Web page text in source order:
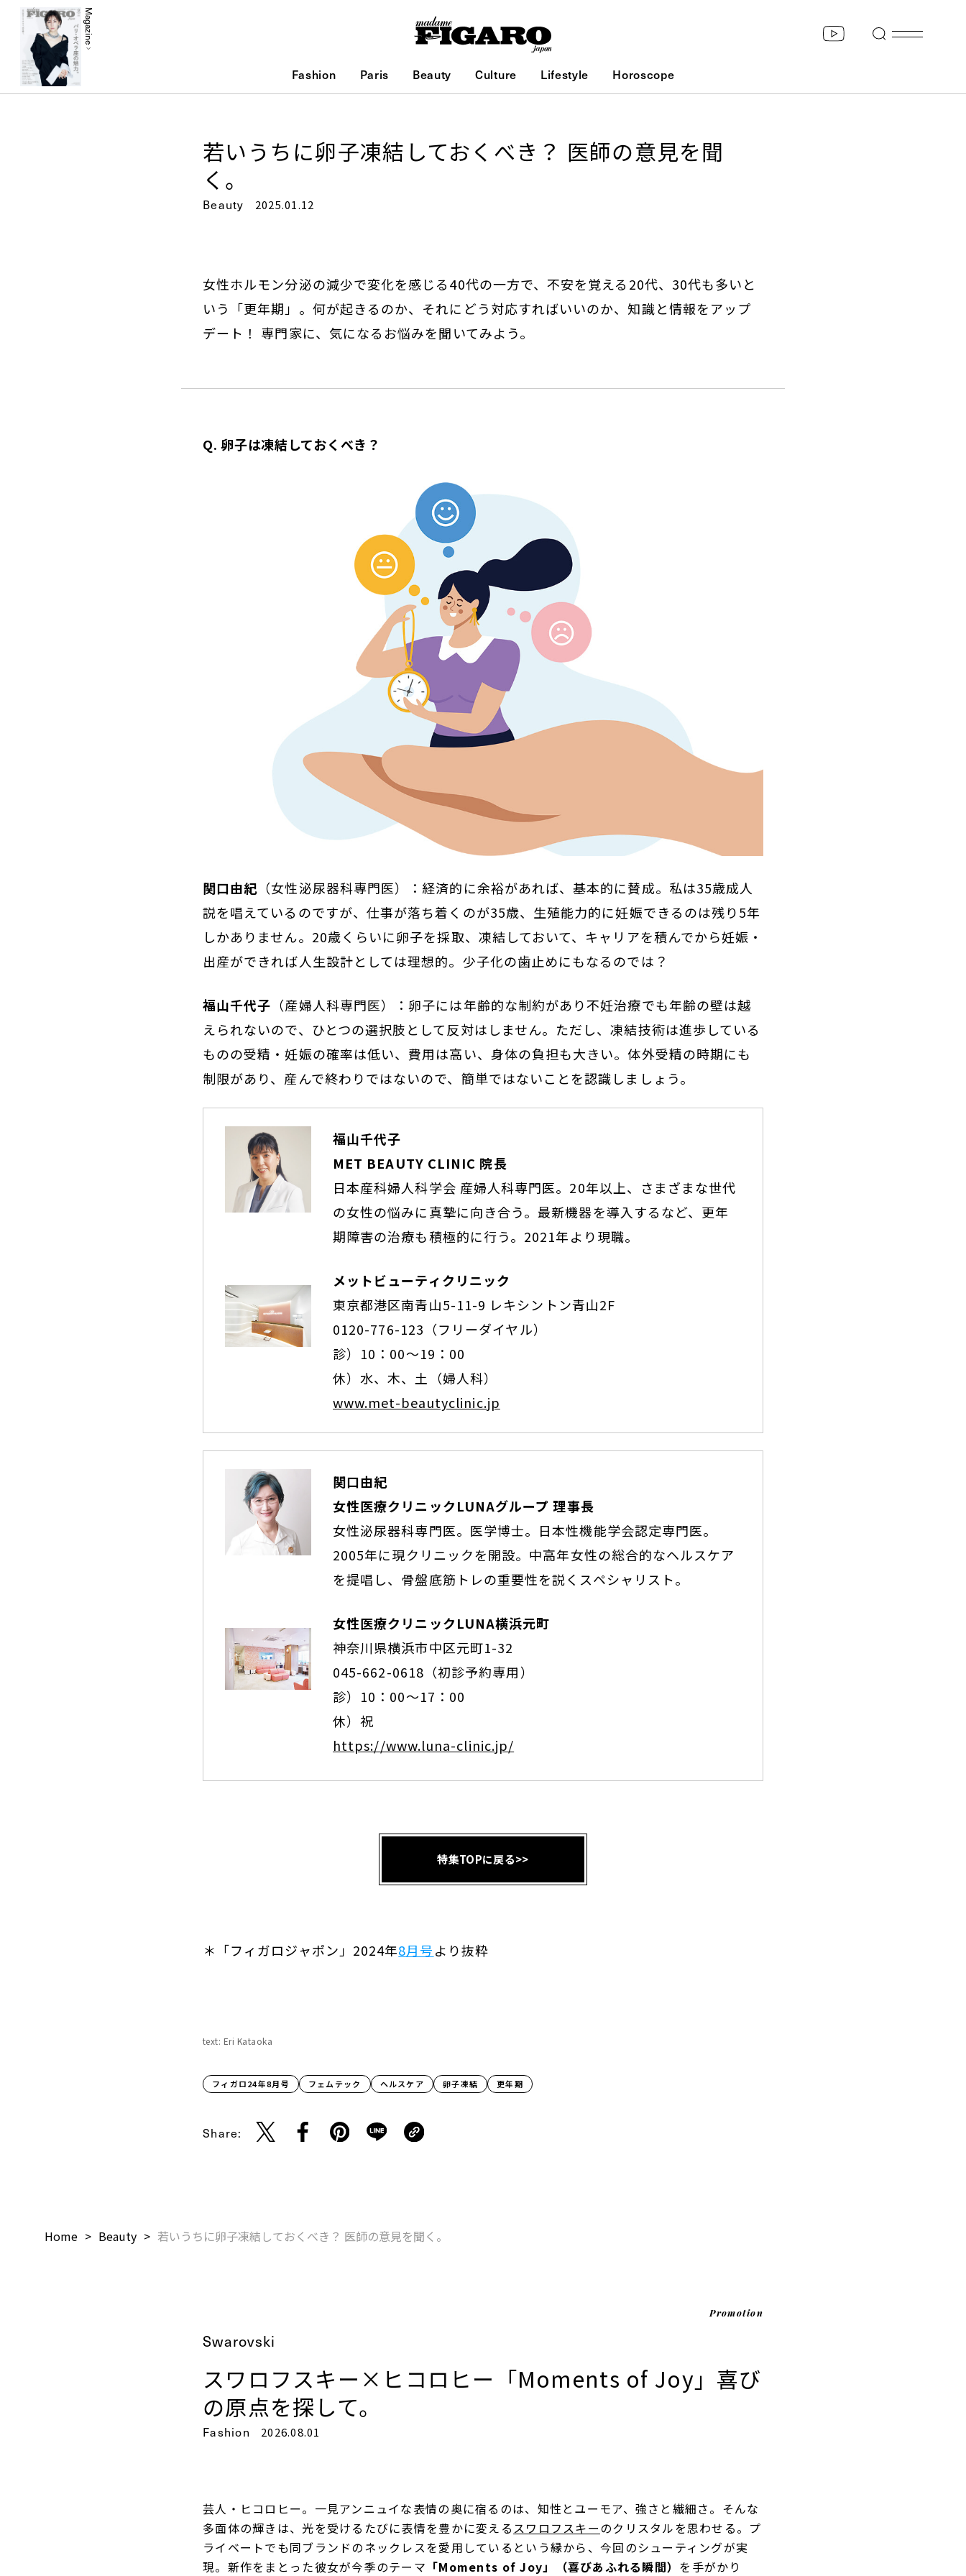
Magazine
Fashion Paris Beauty Culture Lifestyle Horoscope
若いうちに卵子凍結しておくべき？ 医師の意見を聞
く。
Beauty 2025.01.12
女性ホルモン分泌の減少で変化を感じる40代の一方で、不安を覚える20代、30代も多いと
いう「更年期」。何が起きるのか、それにどう対応すればいいのか、知識と情報をアップ
デート！ 専門家に、気になるお悩みを聞いてみよう。
Q. 卵子は凍結しておくべき？
関口由紀 （女性泌尿器科専門医）：経済的に余裕があれば、基本的に賛成。私は35歳成人
説を唱えているのですが、仕事が落ち着くのが35歳、生殖能力的に妊娠できるのは残り5年
しかありません。20歳くらいに卵子を採取、凍結しておいて、キャリアを積んでから妊娠・
出産ができれば人生設計としては理想的。少子化の歯止めにもなるのでは？
福山千代子 （産婦人科専門医）：卵子には年齢的な制約があり不妊治療でも年齢の壁は越
えられないので、ひとつの選択肢として反対はしません。ただし、凍結技術は進歩している
ものの受精・妊娠の確率は低い、費用は高い、身体の負担も大きい。体外受精の時期にも
制限があり、産んで終わりではないので、簡単ではないことを認識しましょう。
福山千代子
MET BEAUTY CLINIC 院長
日本産科婦人科学会 産婦人科専門医。20年以上、さまざまな世代
の女性の悩みに真摯に向き合う。最新機器を導入するなど、更年
期障害の治療も積極的に行う。2021年より現職。
メットビューティクリニック
東京都港区南青山5-11-9 レキシントン青山2F
0120-776-123（フリーダイヤル）
診）10：00～19：00
休）水、木、土（婦人科）
www.met-beautyclinic.jp
関口由紀
女性医療クリニックLUNAグループ 理事長
女性泌尿器科専門医。医学博士。日本性機能学会認定専門医。
2005年に現クリニックを開設。中高年女性の総合的なヘルスケア
を提唱し、骨盤底筋トレの重要性を説くスペシャリスト。
女性医療クリニックLUNA横浜元町
神奈川県横浜市中区元町1-32
045-662-0618（初診予約専用）
診）10：00～17：00
休）祝
https://www.luna-clinic.jp/
特集TOPに戻る>>
＊「フィガロジャポン」2024年8月号より抜粋
text: Eri Kataoka
フィガロ24年8月号 フェムテック ヘルスケア 卵子凍結 更年期
Share:
Home Beauty 若いうちに卵子凍結しておくべき？ 医師の意見を聞く。
Promotion
Swarovski
スワロフスキー×ヒコロヒー「Moments of Joy」喜び
の原点を探して。
Fashion 2026.08.01
芸人・ヒコロヒー。一見アンニュイな表情の奥に宿るのは、知性とユーモア、強さと繊細さ。そんな
多面体の輝きは、光を受けるたびに表情を豊かに変えるスワロフスキーのクリスタルを思わせる。プ
ライベートでも同ブランドのネックレスを愛用しているという縁から、今回のシューティングが実
現。新作をまとった彼女が今季のテーマ 「Moments of Joy」（喜びあふれる瞬間） を手がかり